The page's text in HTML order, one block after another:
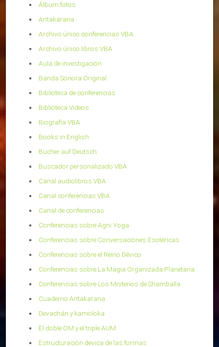
Álbum fotos
Antakarana
Archivo único conferencias VBA
Archivo único libros VBA
Aula de investigación
Banda Sonora Original
Biblioteca de conferencias
Biblioteca Videos
Biografía VBA
Books in English
Bücher auf Deutsch
Buscador personalizado VBA
Canal audiolibros VBA
Canal conferencias VBA
Canal de conferencias
Conferencias sobre Agni Yoga
Conferencias sobre Conversaciones Esotéricas
Conferencias sobre el Reino Dévico
Conferencias sobre La Magia Organizada Planetaria
Conferencias sobre Los Misterios de Shamballa
Cuaderno Antakarana
Devachán y kamoloka
El doble OM y el triple AUM
Estructuración devica de las formas